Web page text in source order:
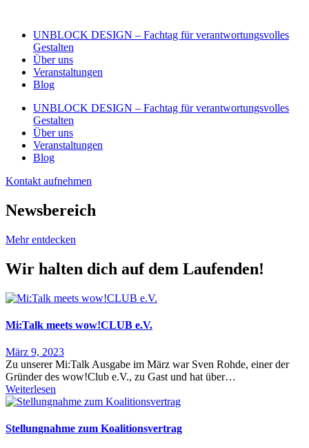
wechselnUNBLOCK DESIGN – Fachtag für verantwortungsvolles
Gestalten
Über uns
Veranstaltungen
Blog
UNBLOCK DESIGN – Fachtag für verantwortungsvolles
Gestalten
Über uns
Veranstaltungen
Blog
Kontakt aufnehmen
Newsbereich
Mehr entdecken
Wir halten dich auf dem Laufenden!
Mi:Talk meets wow!CLUB e.V.
März 9, 2023
Zu unserer Mi:Talk Ausgabe im März war Sven Rohde, einer der
Gründer des wow!Club e.V., zu Gast und hat über…
Weiterlesen
Stellungnahme zum Koalitionsvertrag